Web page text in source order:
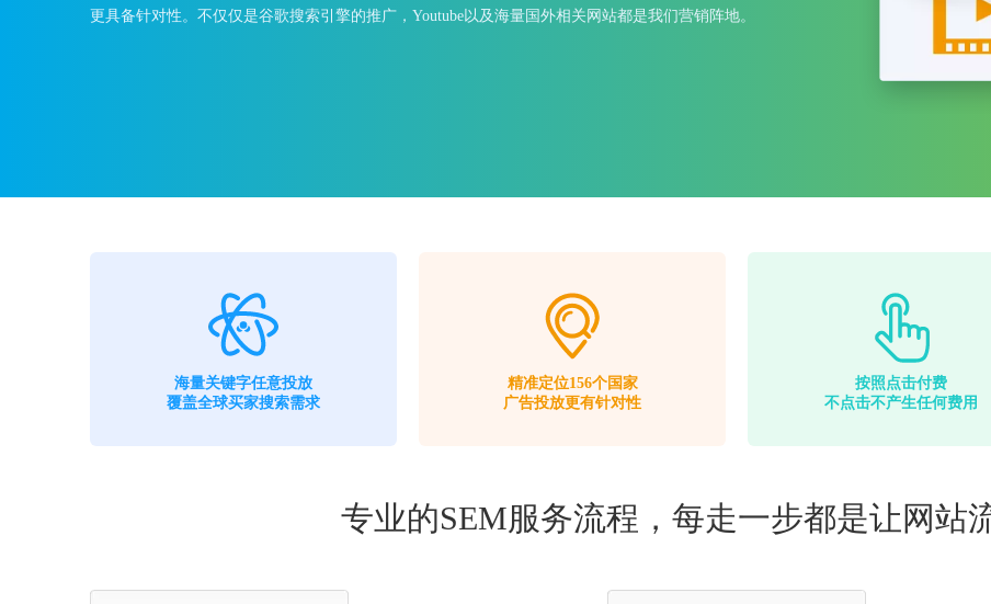
更具备针对性。不仅仅是谷歌搜索引擎的推广，Youtube以及海量国外相关网站都是我们营销阵地。
海量关键字任意投放
覆盖全球买家搜索需求
精准定位156个国家
广告投放更有针对性
按照点击付费
不点击不产生任何费用
专业的SEM服务流程，每走一步都是让网站